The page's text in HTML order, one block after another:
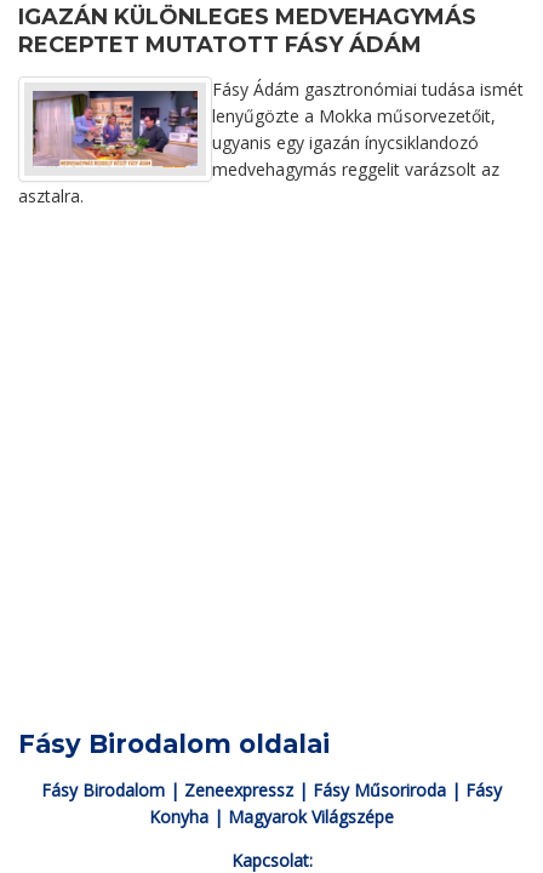
IGAZÁN KÜLÖNLEGES MEDVEHAGYMÁS
RECEPTET MUTATOTT FÁSY ÁDÁM
Fásy Ádám gasztronómiai tudása ismét
lenyűgözte a Mokka műsorvezetőit,
ugyanis egy igazán ínycsiklandozó
medvehagymás reggelit varázsolt az
asztalra.
Fásy Birodalom oldalai
Fásy Birodalom | Zeneexpressz | Fásy Műsoriroda | Fásy
Konyha | Magyarok Világszépe
Kapcsolat: